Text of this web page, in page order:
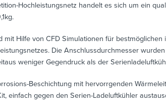
Hochleistungsnetz handelt es sich um ein
Hilfe von CFD Simulationen für
Die Anschlussdurchmesser
weniger Gegendruck als der
Beschichtung mit hervorrgenden
einfach gegen den Serien-Ladeluftkühler